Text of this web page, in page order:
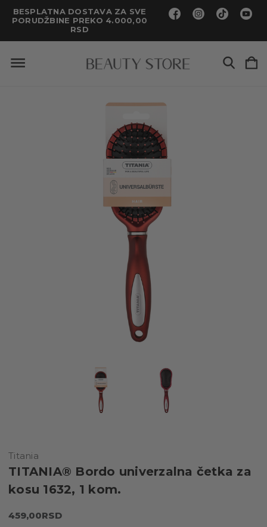
BESPLATNA DOSTAVA ZA SVE
PORUDŽBINE PREKO 4.000,00
RSD
Titania
TITANIA® Bordo univerzalna četka za
kosu 1632, 1 kom.
459,00RSD